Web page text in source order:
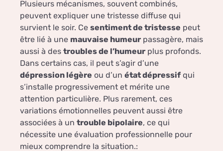
Plusieurs mécanismes, souvent combinés,
peuvent expliquer une tristesse diffuse qui
survient le soir. Ce sentiment de tristesse peut
être lié à une mauvaise humeur passagère, mais
aussi à des troubles de l’humeur plus profonds.
Dans certains cas, il peut s’agir d’une
dépression légère ou d’un état dépressif qui
s’installe progressivement et mérite une
attention particulière. Plus rarement, ces
variations émotionnelles peuvent aussi être
associées à un trouble bipolaire, ce qui
nécessite une évaluation professionnelle pour
mieux comprendre la situation.: